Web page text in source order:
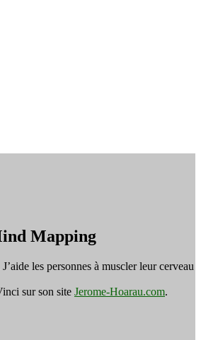
Mapping
les personnes à muscler leur cerveau
sur son site Jerome-Hoarau.com.